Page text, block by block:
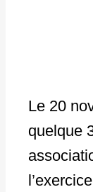
Le 20
quelque